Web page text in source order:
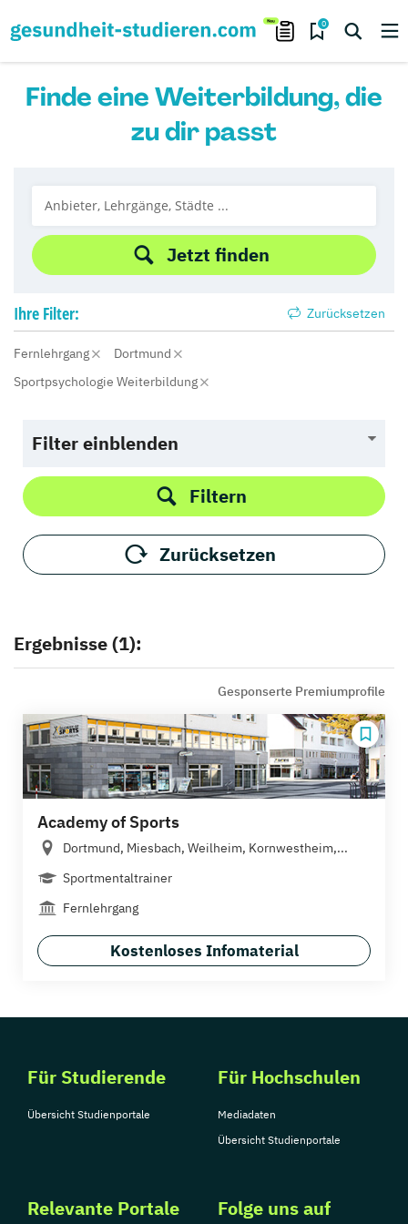
0
Finde eine Weiterbildung, die
zu dir passt
Jetzt finden
Ihre Filter: Zurücksetzen
Fernlehrgang
Dortmund
Sportpsychologie Weiterbildung
Filter einblenden
Filtern
Zurücksetzen
Ergebnisse (1):
Gesponserte Premiumprofile
Academy of Sports
Dortmund, Miesbach, Weilheim, Kornwestheim,...
Sportmentaltrainer
Fernlehrgang
Kostenloses Infomaterial
Für Studierende
Übersicht Studienportale
Für Hochschulen
Mediadaten
Übersicht Studienportale
Relevante Portale Folge uns auf